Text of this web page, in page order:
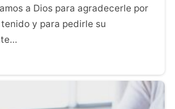
a Dios para agradecerle por
y para pedirle su